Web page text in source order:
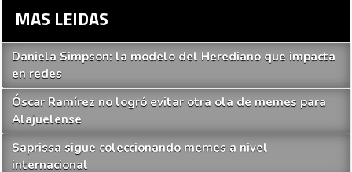
MAS LEIDAS
Daniela Simpson: la modelo del Herediano que impacta
en redes
Óscar Ramírez no logró evitar otra ola de memes para
Alajuelense
Saprissa sigue coleccionando memes a nivel
internacional